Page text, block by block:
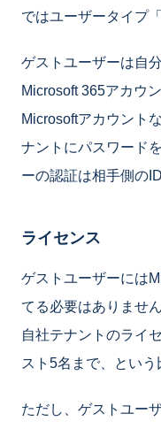
ではユーザータイプ
ゲストユーザーは自
Microsoft 365アカウ
Microsoftアカウント
ナントにパスワード
ーの認証は相手側の
ライセンス
ゲストユーザーには
てる必要はありませ
自社テナントのライ
スト5名まで、という
ただし、ゲストユー